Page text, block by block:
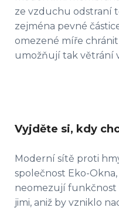
ze vzduchu odstraní
zejména pevné
omezené míře
umožňují tak větrání
Vyjděte si, kdy
Moderní sítě proti
společnost Eko-
neomezují funkčnost
jimi, aniž by vzniklo